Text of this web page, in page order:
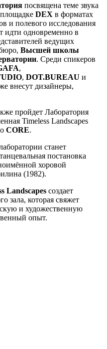
посвящена теме звука
DEX в форматах
и полевого исследования
идти одновременно в
ведущих
Высшей школы
. Среди спикеров
,
, DOT.BUREAU и
внесут дизайнеры,
пройдет Лаборатория
Timeless Landscapes
CORE.
станет
постановка
хоровой
(1982).
Landscapes создает
зала, которая свяжет
и художественную
опыт.